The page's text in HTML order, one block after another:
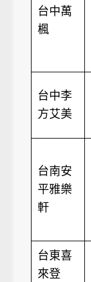
台中萬
楓
台中李
方艾美
台南安
平雅樂
軒
台東喜
來登